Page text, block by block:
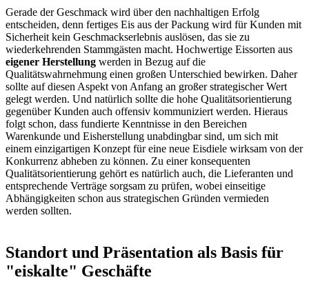
Gerade der Geschmack wird über den nachhaltigen Erfolg
entscheiden, denn fertiges Eis aus der Packung wird für Kunden mit
Sicherheit kein Geschmackserlebnis auslösen, das sie zu
wiederkehrenden Stammgästen macht. Hochwertige Eissorten aus
eigener Herstellung werden in Bezug auf die
Qualitätswahrnehmung einen großen Unterschied bewirken. Daher
sollte auf diesen Aspekt von Anfang an großer strategischer Wert
gelegt werden. Und natürlich sollte die hohe Qualitätsorientierung
gegenüber Kunden auch offensiv kommuniziert werden. Hieraus
folgt schon, dass fundierte Kenntnisse in den Bereichen
Warenkunde und Eisherstellung unabdingbar sind, um sich mit
einem einzigartigen Konzept für eine neue Eisdiele wirksam von der
Konkurrenz abheben zu können. Zu einer konsequenten
Qualitätsorientierung gehört es natürlich auch, die Lieferanten und
entsprechende Verträge sorgsam zu prüfen, wobei einseitige
Abhängigkeiten schon aus strategischen Gründen vermieden
werden sollten.
Standort und Präsentation als Basis für
"eiskalte" Geschäfte